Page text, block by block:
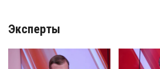
Эксперты